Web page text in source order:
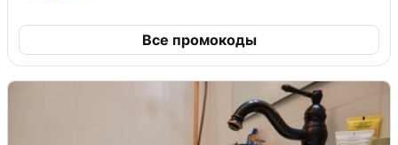
Все промокоды